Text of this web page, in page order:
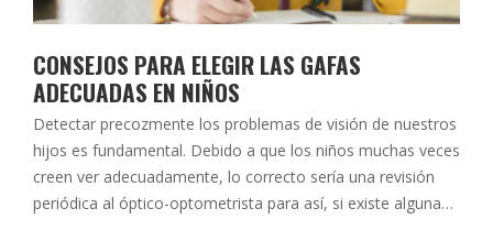
CONSEJOS PARA ELEGIR LAS GAFAS
ADECUADAS EN NIÑOS
Detectar precozmente los problemas de visión de nuestros
hijos es fundamental. Debido a que los niños muchas veces
creen ver adecuadamente, lo correcto sería una revisión
periódica al óptico-optometrista para así, si existe alguna